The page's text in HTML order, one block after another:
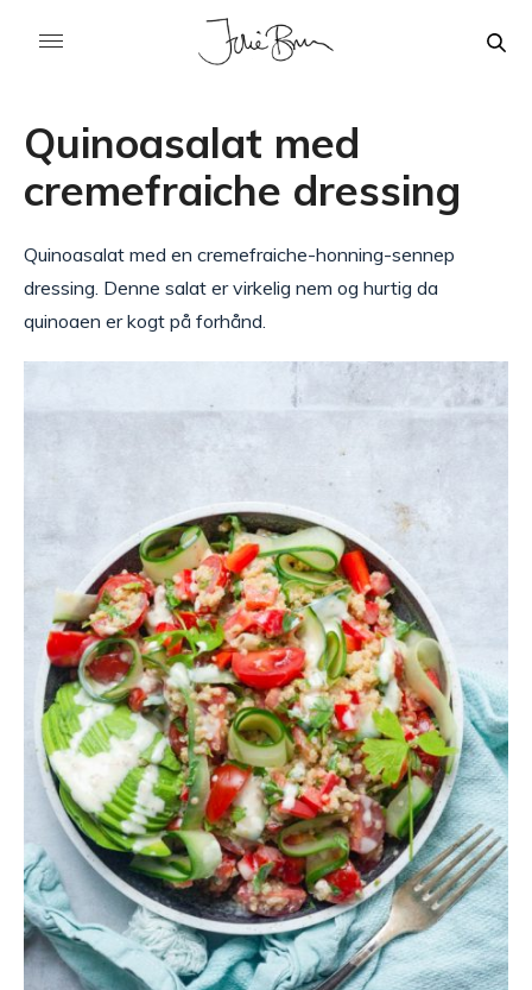
Quinoasalat med
cremefraiche dressing
Quinoasalat med en cremefraiche-honning-sennep
dressing. Denne salat er virkelig nem og hurtig da
quinoaen er kogt på forhånd.